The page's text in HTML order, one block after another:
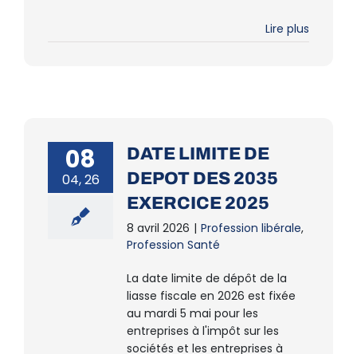
Lire plus
08
04, 26
DATE LIMITE DE
DEPOT DES 2035
EXERCICE 2025
8 avril 2026 | Profession libérale,
Profession Santé
La date limite de dépôt de la
liasse fiscale en 2026 est fixée
au mardi 5 mai pour les
entreprises à l'impôt sur les
sociétés et les entreprises à